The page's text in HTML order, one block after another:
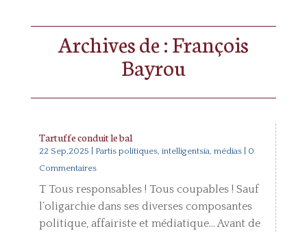
Archives de : François
Bayrou
Tartuffe conduit le bal
22 Sep,2025 Partis politiques, intelligentsia, médias| 0
Commentaires
T Tous responsables ! Tous coupables ! Sauf
l’oligarchie dans ses diverses composantes
politique, affairiste et médiatique… Avant de